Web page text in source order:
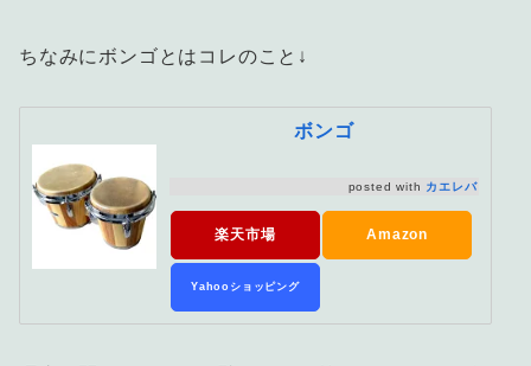
ちなみにボンゴとはコレのこと↓
ボンゴ
posted with カエレバ
楽天市場 Amazon
Yahooショッピング